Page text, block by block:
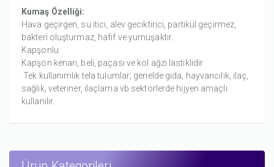
Kumaş Özelliği:
Hava geçirgen, su itici, alev geciktirici, partikül geçirmez,
bakteri oluşturmaz, hafif ve yumuşaktır.
Kapşonlu
Kapşon kenarı, beli, paçası ve kol ağzı lastiklidir
Tek kullanımlık tela tulumlar; genelde gıda, hayvancılık, ilaç,
sağlık, veteriner, ilaçlama vb sektörlerde hijyen amaçlı
kullanılır.